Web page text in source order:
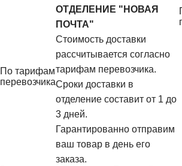
По тарифам
перевозчика
ОТДЕЛЕНИЕ "НОВАЯ
ПОЧТА"
Стоимость доставки
рассчитывается согласно
тарифам перевозчика.
Сроки доставки в
отделение составит от 1 до
3 дней.
Гарантированно отправим
ваш товар в день его
заказа.